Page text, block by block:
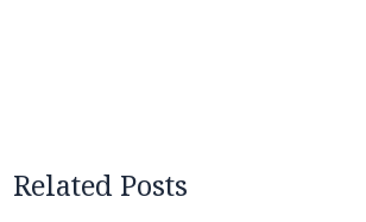
Related Posts